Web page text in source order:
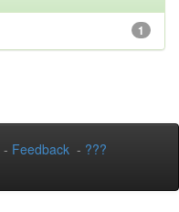
1
- Feedback - ???